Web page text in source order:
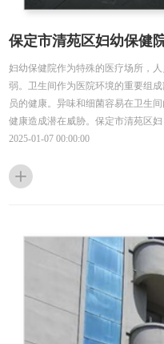
保定市清苑区妇幼保健
妇幼保健院作为特殊的医疗场所，
弱。卫生间作为医院环境的重要组
员的健康。异味和细菌容易在卫生
健康造成潜在威胁。保定市清苑区妇
2025-01-07 00:00:00